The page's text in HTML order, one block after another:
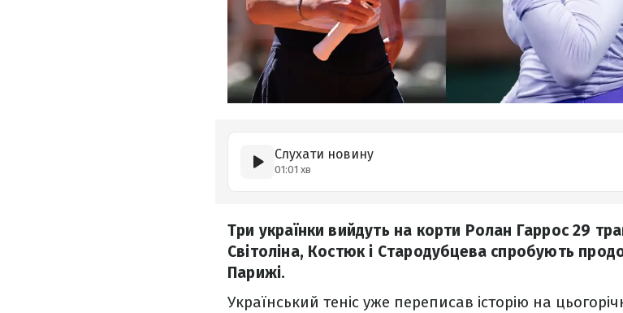
Слухати новину
01:01 хв
Три українки вийдуть на корти Ролан Гаррос 29
Світоліна, Костюк і Стародубцева спробують
Парижі.
Український теніс уже переписав історію на